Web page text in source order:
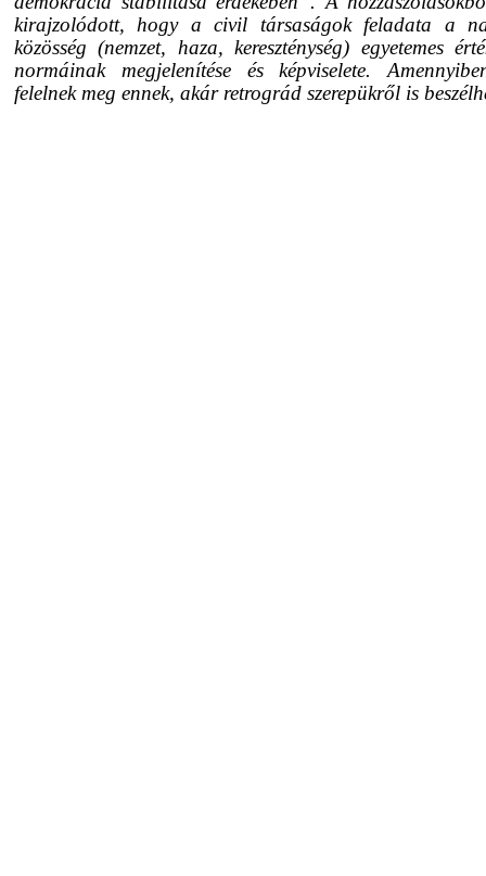
kirajzolódott, hogy a civil társaságok feladata a
közösség (nemzet, haza, kereszténység) egyetemes
normáinak megjelenítése és képviselete.
felelnek meg ennek, akár retrográd szerepükről is